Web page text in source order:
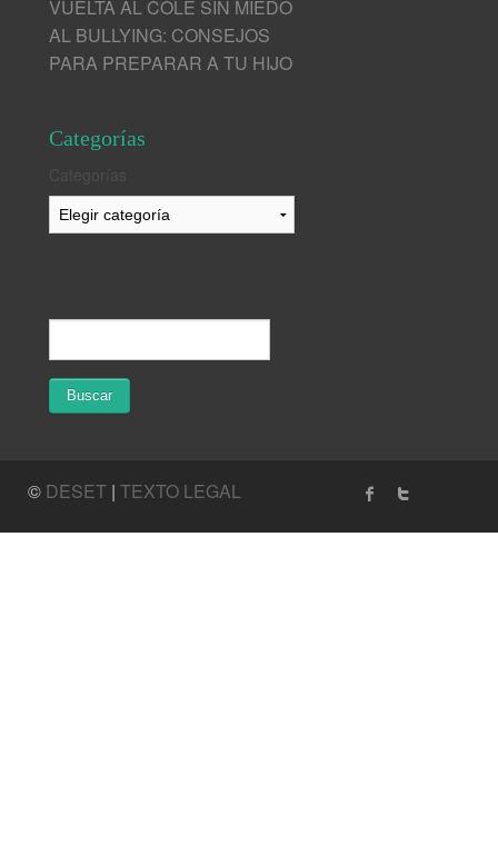
VUELTA AL COLE SIN MIEDO
AL BULLYING: CONSEJOS
PARA PREPARAR A TU HIJO
Categorías
© DESET | TEXTO LEGAL